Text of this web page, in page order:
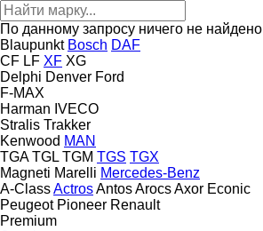
По данному запросу ничего не найдено
Blaupunkt Bosch DAF
CF LF XF XG
Delphi Denver Ford
F-MAX
Harman IVECO
Stralis Trakker
Kenwood MAN
TGA TGL TGM TGS TGX
Magneti Marelli Mercedes-Benz
A-ClassActrosAntosArocsAxor Econic
Peugeot Pioneer Renault
Premium